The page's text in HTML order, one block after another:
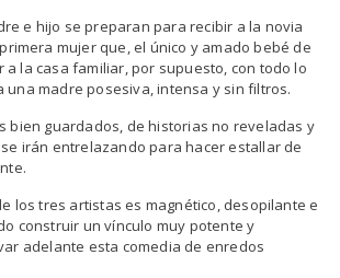
e hijo se preparan para recibir a la novia
mujer que, el único y amado bebé de
a la casa familiar, por supuesto, con todo lo
una madre posesiva, intensa y sin filtros.
bien guardados, de historias no reveladas y
irán entrelazando para hacer estallar de
los tres artistas es magnético, desopilante e
construir un vínculo muy potente y
adelante esta comedia de enredos